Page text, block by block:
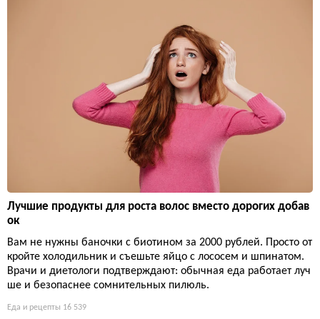
Лучшие продукты для роста волос вместо дорогих добав
ок
Вам не нужны баночки с биотином за 2000 рублей. Просто от
кройте холодильник и съешьте яйцо с лососем и шпинатом.
Врачи и диетологи подтверждают: обычная еда работает луч
ше и безопаснее сомнительных пилюль.
Еда и рецепты 16 539